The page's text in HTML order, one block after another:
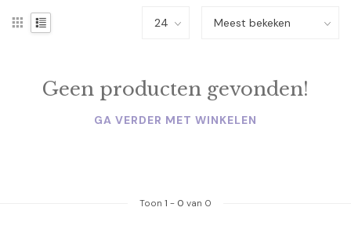
Geen producten gevonden!
GA VERDER MET WINKELEN
Toon 1 - 0 van 0